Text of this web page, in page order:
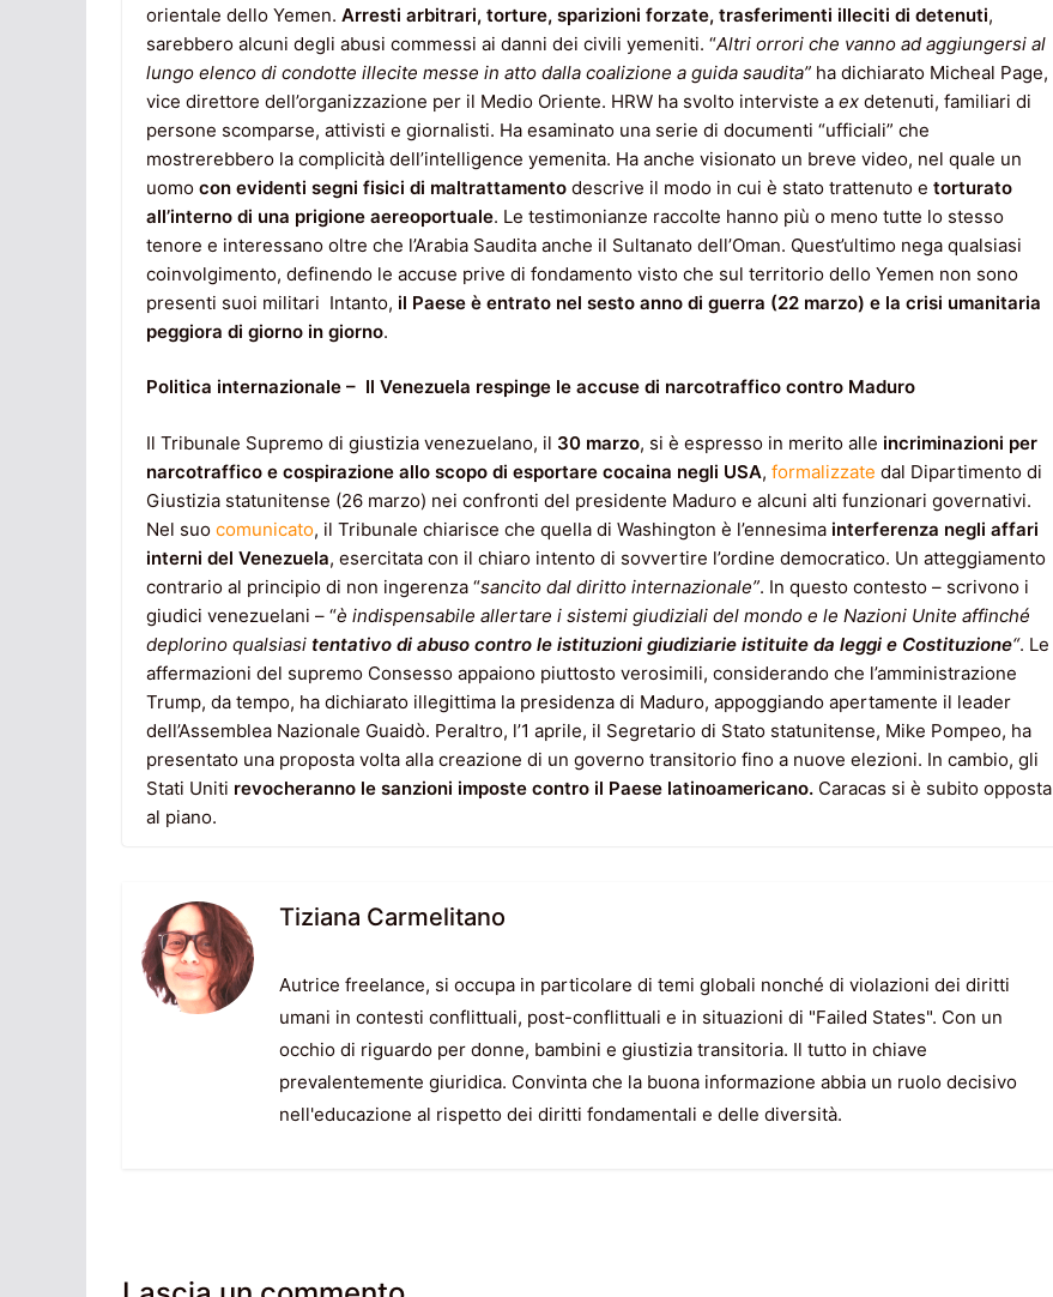
orientale dello Yemen. Arresti arbitrari, torture, sparizioni forzate, trasferimenti illeciti di detenuti,
sarebbero alcuni degli abusi commessi ai danni dei civili yemeniti. “Altri orrori che vanno ad aggiungersi al
lungo elenco di condotte illecite messe in atto dalla coalizione a guida saudita” ha dichiarato Micheal Page,
vice direttore dell’organizzazione per il Medio Oriente. HRW ha svolto interviste a ex detenuti, familiari di
persone scomparse, attivisti e giornalisti. Ha esaminato una serie di documenti “ufficiali” che
mostrerebbero la complicità dell’intelligence yemenita. Ha anche visionato un breve video, nel quale un
uomo con evidenti segni fisici di maltrattamento descrive il modo in cui è stato trattenuto e torturato
all’interno di una prigione aereoportuale. Le testimonianze raccolte hanno più o meno tutte lo stesso
tenore e interessano oltre che l’Arabia Saudita anche il Sultanato dell’Oman. Quest’ultimo nega qualsiasi
coinvolgimento, definendo le accuse prive di fondamento visto che sul territorio dello Yemen non sono
presenti suoi militari Intanto, il Paese è entrato nel sesto anno di guerra (22 marzo) e la crisi umanitaria
peggiora di giorno in giorno.
Politica internazionale – Il Venezuela respinge le accuse di narcotraffico contro Maduro
Il Tribunale Supremo di giustizia venezuelano, il 30 marzo, si è espresso in merito alle incriminazioni per
narcotraffico e cospirazione allo scopo di esportare cocaina negli USA, formalizzate dal Dipartimento di
Giustizia statunitense (26 marzo) nei confronti del presidente Maduro e alcuni alti funzionari governativi.
Nel suo comunicato, il Tribunale chiarisce che quella di Washington è l’ennesima interferenza negli affari
interni del Venezuela, esercitata con il chiaro intento di sovvertire l’ordine democratico. Un atteggiamento
contrario al principio di non ingerenza “sancito dal diritto internazionale”. In questo contesto – scrivono i
giudici venezuelani – “è indispensabile allertare i sistemi giudiziali del mondo e le Nazioni Unite affinché
deplorino qualsiasi tentativo di abuso contro le istituzioni giudiziarie istituite da leggi e Costituzione“. Le
affermazioni del supremo Consesso appaiono piuttosto verosimili, considerando che l’amministrazione
Trump, da tempo, ha dichiarato illegittima la presidenza di Maduro, appoggiando apertamente il leader
dell’Assemblea Nazionale Guaidò. Peraltro, l’1 aprile, il Segretario di Stato statunitense, Mike Pompeo, ha
presentato una proposta volta alla creazione di un governo transitorio fino a nuove elezioni. In cambio, gli
Stati Uniti revocheranno le sanzioni imposte contro il Paese latinoamericano. Caracas si è subito opposta
al piano.
Tiziana Carmelitano
Autrice freelance, si occupa in particolare di temi globali nonché di violazioni dei diritti
umani in contesti conflittuali, post-conflittuali e in situazioni di "Failed States". Con un
occhio di riguardo per donne, bambini e giustizia transitoria. Il tutto in chiave
prevalentemente giuridica. Convinta che la buona informazione abbia un ruolo decisivo
nell'educazione al rispetto dei diritti fondamentali e delle diversità.